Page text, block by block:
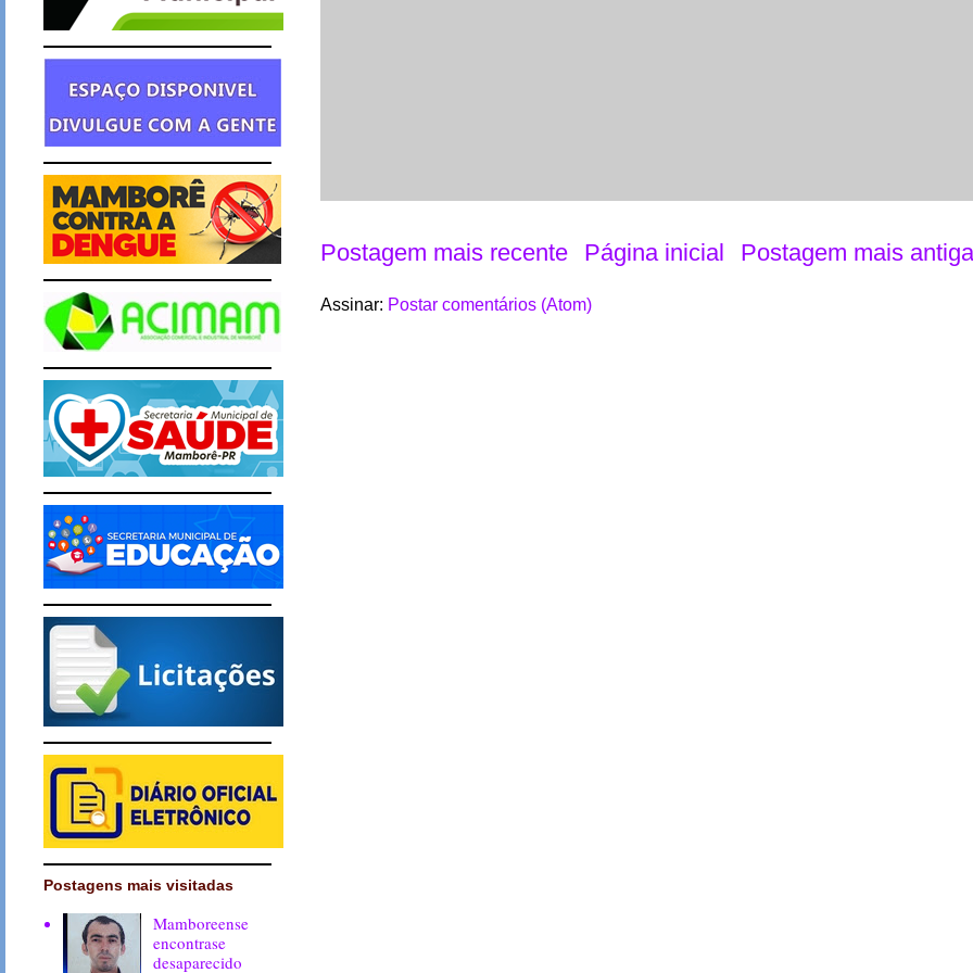
Postagem mais recente Postagem mais antiga
Página inicial
Assinar: Postar comentários (Atom)
Postagens mais visitadas
Mamboreense
encontrase
desaparecido